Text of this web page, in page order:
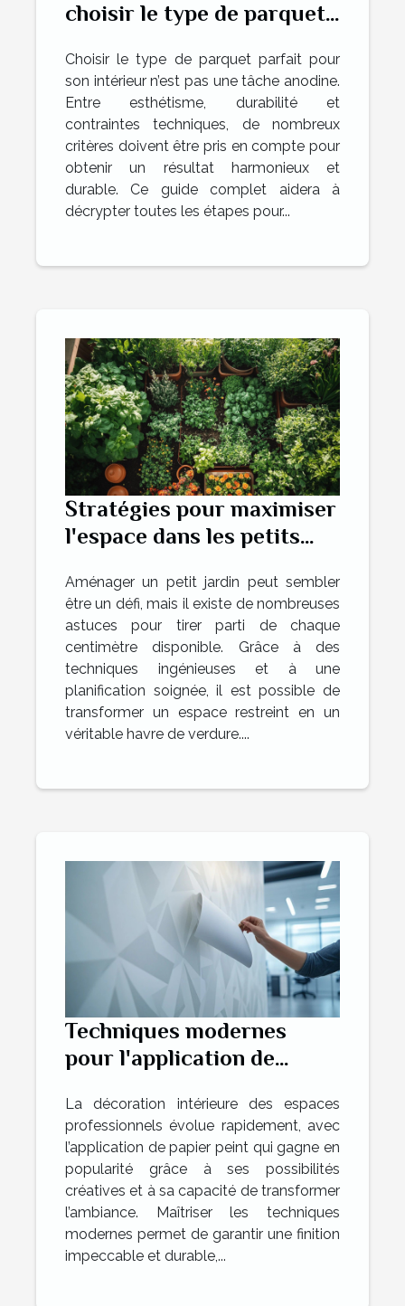
choisir le type de parquet
Choisir le type de parquet parfait pour
son intérieur n’est pas une tâche anodine.
Entre esthétisme, durabilité et
contraintes techniques, de nombreux
critères doivent être pris en compte pour
obtenir un résultat harmonieux et
durable. Ce guide complet aidera à
décrypter toutes les étapes pour...
Stratégies pour maximiser
l'espace dans les petits
Aménager un petit jardin peut sembler
être un défi, mais il existe de nombreuses
astuces pour tirer parti de chaque
centimètre disponible. Grâce à des
techniques ingénieuses et à une
planification soignée, il est possible de
transformer un espace restreint en un
véritable havre de verdure....
Techniques modernes
pour l'application de
espaces professionnels
La décoration intérieure des espaces
professionnels évolue rapidement, avec
l’application de papier peint qui gagne en
popularité grâce à ses possibilités
créatives et à sa capacité de transformer
l’ambiance. Maîtriser les techniques
modernes permet de garantir une finition
impeccable et durable,...